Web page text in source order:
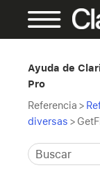
Ayuda de
Pro
Referencia >
diversas >